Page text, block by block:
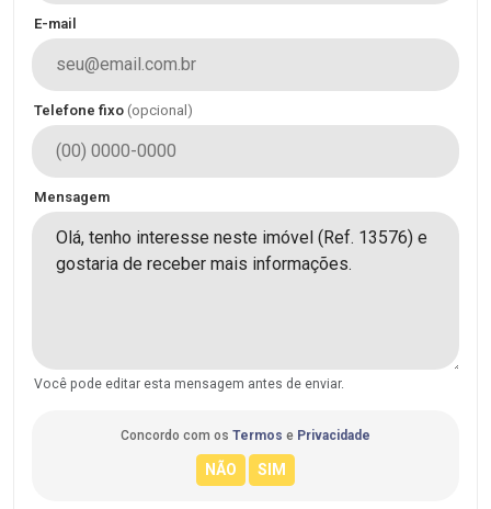
E-mail
Telefone fixo (opcional)
Mensagem
Você pode editar esta mensagem antes de enviar.
Concordo com os Termos e Privacidade